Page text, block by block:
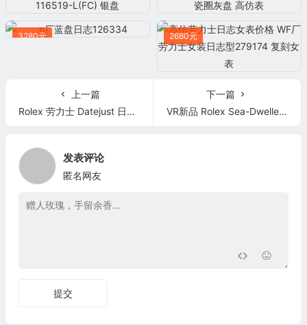
3280元 2680元
上一篇
Rolex 劳力士 Datejust 日志型系列116334-72210蓝盘
下一篇
VR新品 Rolex Sea-Dweller 50周年 单红
发表评论
匿名网友
提交